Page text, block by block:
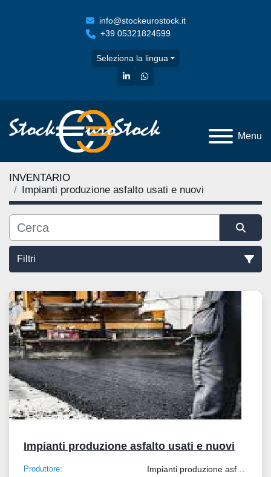
info@stockeurostock.it
+39 05321824599
Seleziona la lingua
linkedinwhatsapp
Menu
INVENTARIO
Impianti produzione asfalto usati e nuovi
Filtri
Tutte le categorie
Ordina per
Impianti produzione asfalto usati e nuovi
Produttore: Impianti produzione asfalto usati e nuovi